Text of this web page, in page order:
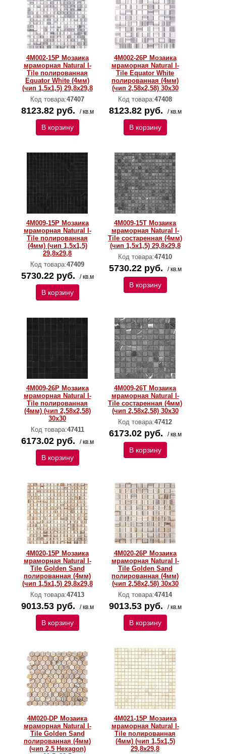
4M002-15P Мозаика
мраморная Natural I-
Тilе полированная
Equator White (4мм)
(чип 1,5x1,5) 29,8х29,8
Код товара:47407
8123.82 руб. / кв.м
В корзину
4M002-26P Мозаика
мраморная Natural I-
Тilе Equator White
полированная (4мм)
(чип 2,58х2,58) 30х30
Код товара:47408
8123.82 руб. / кв.м
В корзину
4M009-15P Мозаика
мраморная Natural I-
Тilе полированная
(4мм) (чип 1,5x1,5)
29,8х29,8
Код товара:47409
5730.22 руб. / кв.м
В корзину
4M009-15T Мозаика
мраморная Natural I-
Тilе состаренная (4мм)
(чип 1,5x1,5) 29,8х29,8
Код товара:47410
5730.22 руб. / кв.м
В корзину
4M009-26P Мозаика
мраморная Natural I-
Тilе полированная
(4мм) (чип 2,58х2,58)
30х30
Код товара:47411
6173.02 руб. / кв.м
В корзину
4M009-26T Мозаика
мраморная Natural I-
Тilе состаренная (4мм)
(чип 2,58х2,58) 30х30
Код товара:47412
6173.02 руб. / кв.м
В корзину
4M020-15P Мозаика
мраморная Natural I-
Тilе Golden Sand
полированная (4мм)
(чип 1,5x1,5) 29,8х29,8
Код товара:47413
9013.53 руб. / кв.м
В корзину
4M020-26P Мозаика
мраморная Natural I-
Тilе Golden Sand
полированная (4мм)
(чип 2,58х2,58) 30х30
Код товара:47414
9013.53 руб. / кв.м
В корзину
4M020-DP Мозаика
мраморная Natural I-
Тilе Golden Sand
полированная (4мм)
(чип 2,5 Hexagon)
4M021-15P Мозаика
мраморная Natural I-
Тilе полированная
(4мм) (чип 1,5x1,5)
29,8х29,8